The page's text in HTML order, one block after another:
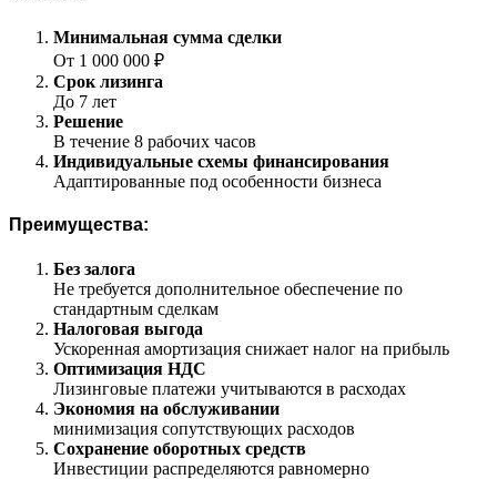
Минимальная сумма сделки
От 1 000 000 ₽
Срок лизинга
До 7 лет
Решение
В течение 8 рабочих часов
Индивидуальные схемы финансирования
Адаптированные под особенности бизнеса
Преимущества:
Без залога
Не требуется дополнительное обеспечение по
стандартным сделкам
Налоговая выгода
Ускоренная амортизация снижает налог на прибыль
Оптимизация НДС
Лизинговые платежи учитываются в расходах
Экономия на обслуживании
минимизация сопутствующих расходов
Сохранение оборотных средств
Инвестиции распределяются равномерно